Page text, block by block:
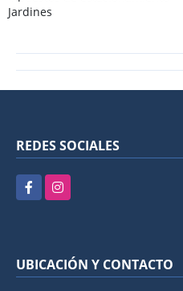
Jardines
REDES SOCIALES
FacebookInstagram
UBICACIÓN Y CONTACTO